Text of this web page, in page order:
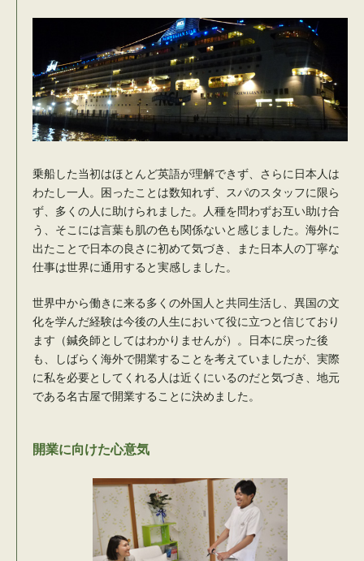
乗船した当初はほとんど英語が理解できず、さらに日本人は
わたし一人。困ったことは数知れず、スパのスタッフに限ら
ず、多くの人に助けられました。人種を問わずお互い助け合
う、そこには言葉も肌の色も関係ないと感じました。海外に
出たことで日本の良さに初めて気づき、また日本人の丁寧な
仕事は世界に通用すると実感しました。
世界中から働きに来る多くの外国人と共同生活し、異国の文
化を学んだ経験は今後の人生において役に立つと信じており
ます（鍼灸師としてはわかりませんが）。日本に戻った後
も、しばらく海外で開業することを考えていましたが、実際
に私を必要としてくれる人は近くにいるのだと気づき、地元
である名古屋で開業することに決めました。
開業に向けた心意気